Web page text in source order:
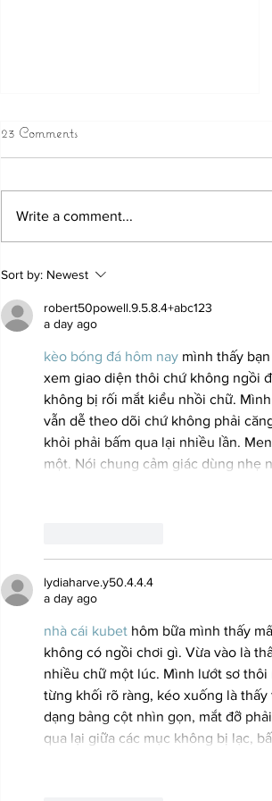
Cider Days is Back in 2021
23 Comments
Write a comment...
Sort by: Newest
robert50powell.9.5.8.4+abc123
a day ago
kèo bóng đá hôm nay mình thấy
xem giao diện thôi chứ không ngồi
không bị rối mắt kiểu nhồi chữ.
vẫn dễ theo dõi chứ không phải
khỏi phải bấm qua lại nhiều lần.
một. Nói chung cảm giác dùng nhẹ
lydiaharve.y50.4.4.4
a day ago
nhà cái kubet hôm bữa mình thấy
không có ngồi chơi gì. Vừa vào là
nhiều chữ một lúc. Mình lướt sơ
từng khối rõ ràng, kéo xuống là
dạng bảng cột nhìn gọn, mắt đỡ
qua lại giữa các mục không bị lạc,